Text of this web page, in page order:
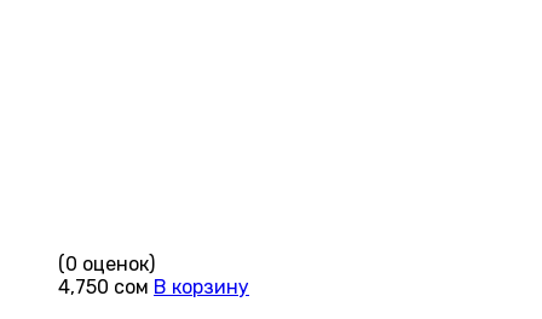
(0 оценок)
4,750 сом В корзину